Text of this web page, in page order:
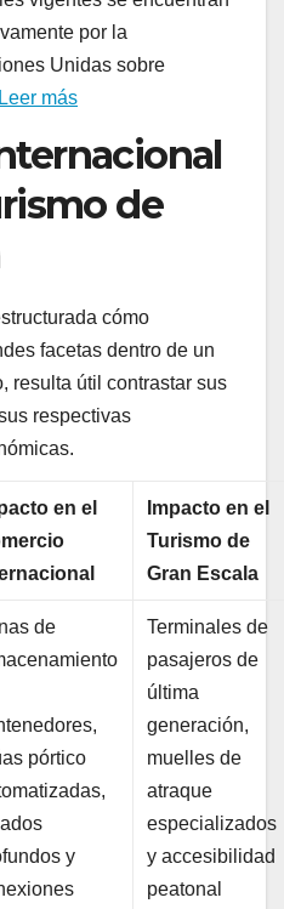
por la
Unidas sobre
Leer más
de
cómo
facetas dentro de un
resulta útil contrastar sus
respectivas
en el
Impacto en el
Turismo de
Gran Escala
de
pórtico
y
Terminales de
pasajeros de
última
generación,
muelles de
atraque
especializados
y accesibilidad
peatonal